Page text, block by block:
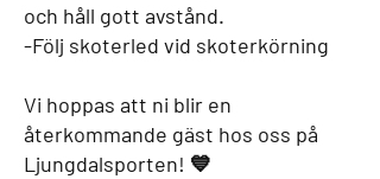
och håll gott avstånd.
-Följ skoterled vid skoterkörning
Vi hoppas att ni blir en
återkommande gäst hos oss på
Ljungdalsporten! 💙